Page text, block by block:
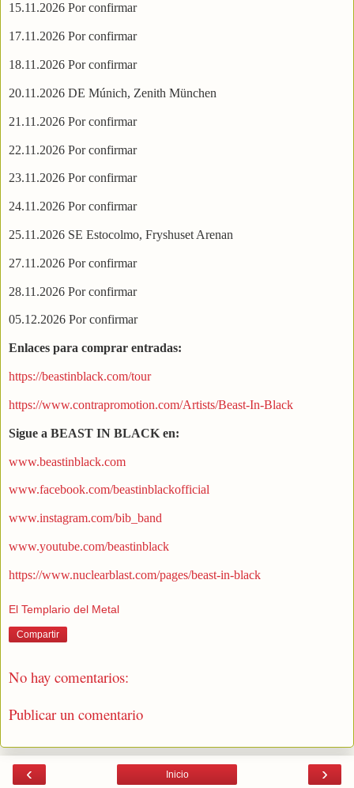
15.11.2026 Por confirmar
17.11.2026 Por confirmar
18.11.2026 Por confirmar
20.11.2026 DE Múnich, Zenith München
21.11.2026 Por confirmar
22.11.2026 Por confirmar
23.11.2026 Por confirmar
24.11.2026 Por confirmar
25.11.2026 SE Estocolmo, Fryshuset Arenan
27.11.2026 Por confirmar
28.11.2026 Por confirmar
05.12.2026 Por confirmar
Enlaces para comprar entradas:
https://beastinblack.com/tour
https://www.contrapromotion.com/Artists/Beast-In-Black
Sigue a BEAST IN BLACK en:
www.beastinblack.com
www.facebook.com/beastinblackofficial
www.instagram.com/bib_band
www.youtube.com/beastinblack
https://www.nuclearblast.com/pages/beast-in-black
El Templario del Metal
Compartir
No hay comentarios:
Publicar un comentario
‹ ›
Inicio